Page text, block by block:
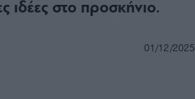
ιδέες στο προσκήνιο.
01/12/2025